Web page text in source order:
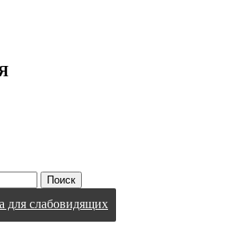
для слабовидящих